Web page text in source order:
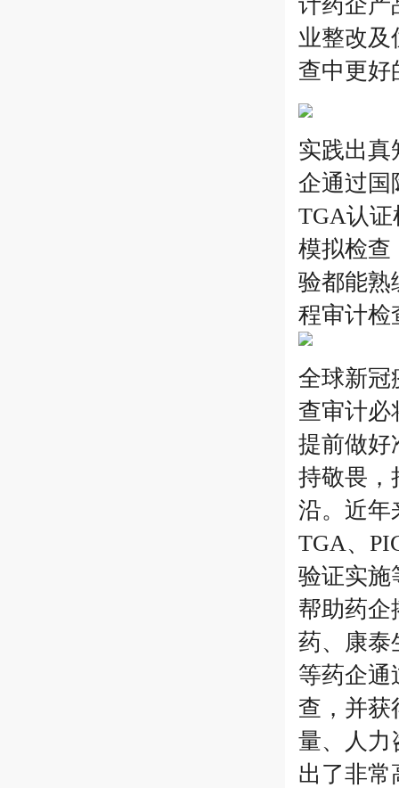
业整改及
查中更好
实践出真
企通过国
TGA认证
模拟检查
验都能熟
程审计检
全球新冠
查审计必
提前做好
持敬畏，
沿。近年
TGA、
验证实施
帮助药企
药、康泰
等药企通
查，并获
量、人力
出了非常